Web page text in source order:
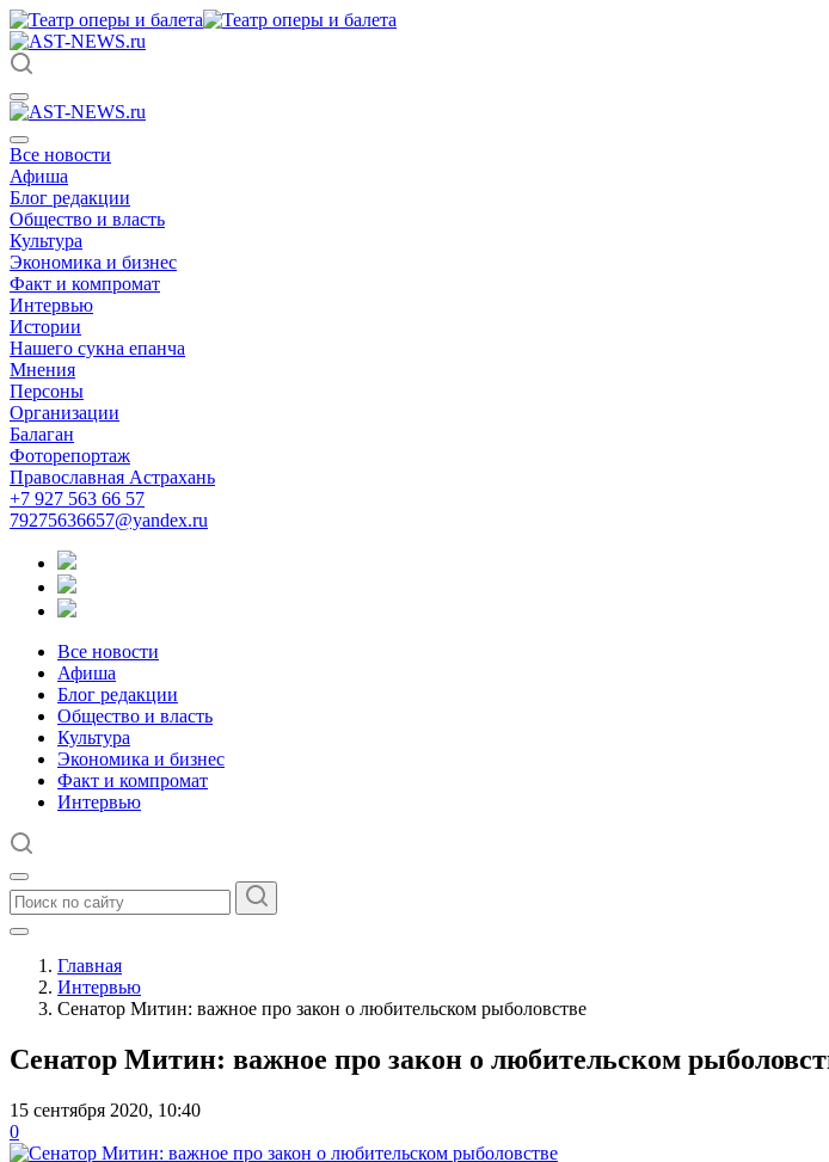
Все новости
Афиша
Блог редакции
Общество и власть
Культура
Экономика и бизнес
Факт и компромат
Интервью
Истории
Нашего сукна епанча
Мнения
Персоны
Организации
Балаган
Фоторепортаж
Православная Астрахань
+7 927 563 66 57
79275636657@yandex.ru
Все новости
Афиша
Блог редакции
Общество и власть
Культура
Экономика и бизнес
Факт и компромат
Интервью
Главная
Интервью
Сенатор Митин: важное про закон о любительском рыболовстве
Сенатор Митин: важное про закон о любительском
15 сентября 2020, 10:40
0